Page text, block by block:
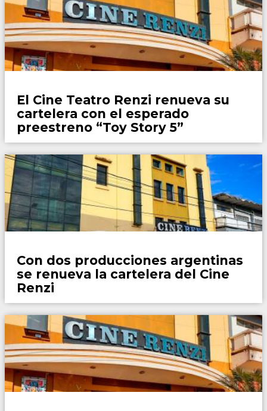
El Cine Teatro Renzi renueva su
cartelera con el esperado
preestreno “Toy Story 5”
Con dos producciones argentinas
se renueva la cartelera del Cine
Renzi